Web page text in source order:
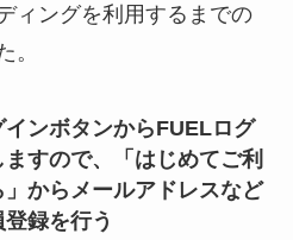
ィングを利用するまでの
。
ンボタンからFUELログ
すので、「はじめてご利
からメールアドレスなど
録を行う